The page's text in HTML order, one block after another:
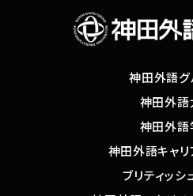
神田外語グ
神田外語
神田外語
神田外語キャリ
ブリティッシ